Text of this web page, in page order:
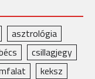
asztrológia
csillagjegy
keksz